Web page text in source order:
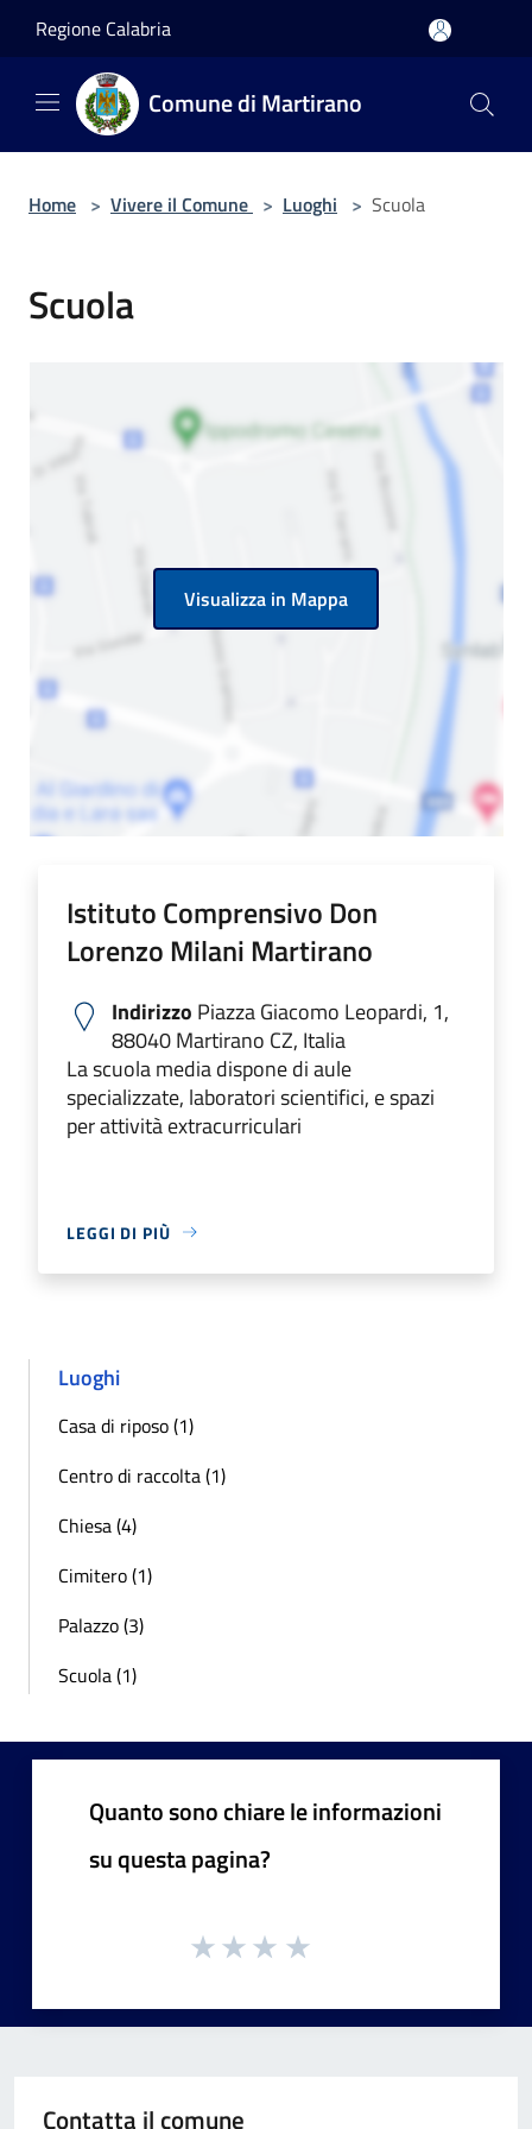
Regione Calabria
Comune di Martirano
Home > Vivere il Comune > Luoghi > Scuola
Scuola
Visualizza in Mappa
Istituto Comprensivo Don
Lorenzo Milani Martirano
Indirizzo Piazza Giacomo Leopardi, 1,
88040 Martirano CZ, Italia
La scuola media dispone di aule
specializzate, laboratori scientifici, e spazi
per attività extracurriculari
LEGGI DI PIÙ
Luoghi
Casa di riposo (1)
Centro di raccolta (1)
Chiesa (4)
Cimitero (1)
Palazzo (3)
Scuola (1)
Quanto sono chiare le informazioni
su questa pagina?
Contatta il comune